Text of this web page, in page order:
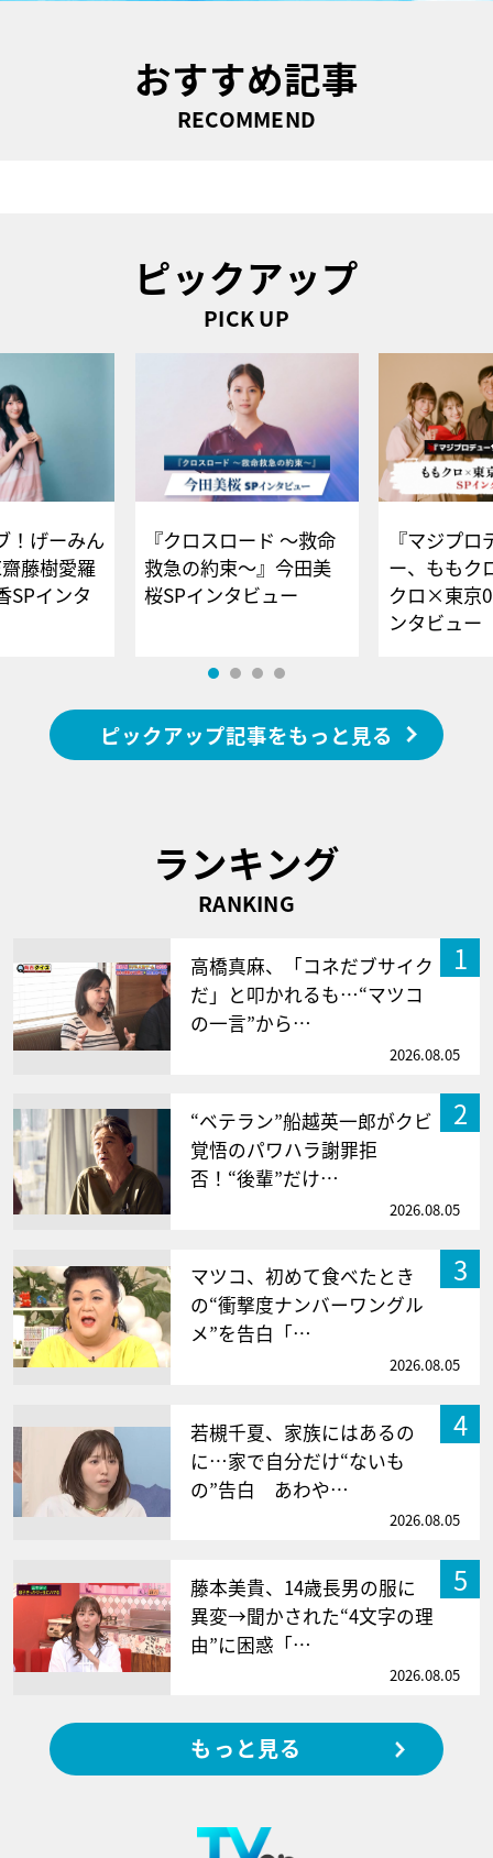
おすすめ記事
RECOMMEND
ピックアップ
PICK UP
！げーみん
藤樹愛羅
SPインタ
『クロスロード ～救命
救急の約束～』今田美
桜SPインタビュー
『マジプロ
ー、ももク
クロ×東京
ンタビュー
ピックアップ記事をもっと見る
ランキング
RANKING
1
高橋真麻、「コネだブサイク
だ」と叩かれるも…“マツコ
の一言”から…
2026.08.05
2
“ベテラン”船越英一郎がクビ
覚悟のパワハラ謝罪拒
否！“後輩”だけ…
2026.08.05
3
マツコ、初めて食べたとき
の“衝撃度ナンバーワングル
メ”を告白「…
2026.08.05
4
若槻千夏、家族にはあるの
に…家で自分だけ“ないも
の”告白 あわや…
2026.08.05
5
藤本美貴、14歳長男の服に
異変→聞かされた“4文字の理
由”に困惑「…
2026.08.05
もっと見る